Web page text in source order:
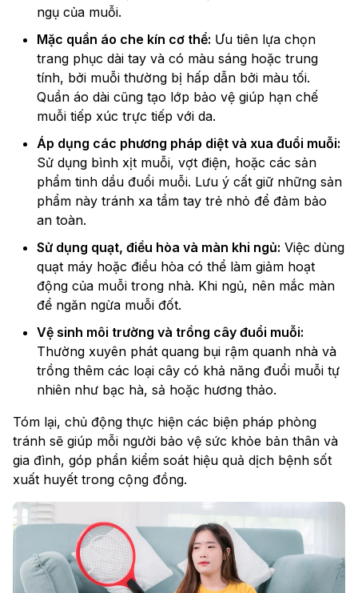
ngụ của muỗi.
Mặc quần áo che kín cơ thể: Ưu tiên lựa chọn
trang phục dài tay và có màu sáng hoặc trung
tính, bởi muỗi thường bị hấp dẫn bởi màu tối.
Quần áo dài cũng tạo lớp bảo vệ giúp hạn chế
muỗi tiếp xúc trực tiếp với da.
Áp dụng các phương pháp diệt và xua đuổi muỗi:
Sử dụng bình xịt muỗi, vợt điện, hoặc các sản
phẩm tinh dầu đuổi muỗi. Lưu ý cất giữ những sản
phẩm này tránh xa tầm tay trẻ nhỏ để đảm bảo
an toàn.
Sử dụng quạt, điều hòa và màn khi ngủ: Việc dùng
quạt máy hoặc điều hòa có thể làm giảm hoạt
động của muỗi trong nhà. Khi ngủ, nên mắc màn
để ngăn ngừa muỗi đốt.
Vệ sinh môi trường và trồng cây đuổi muỗi:
Thường xuyên phát quang bụi rậm quanh nhà và
trồng thêm các loại cây có khả năng đuổi muỗi tự
nhiên như bạc hà, sả hoặc hương thảo.
Tóm lại, chủ động thực hiện các biện pháp phòng
tránh sẽ giúp mỗi người bảo vệ sức khỏe bản thân và
gia đình, góp phần kiểm soát hiệu quả dịch bệnh sốt
xuất huyết trong cộng đồng.